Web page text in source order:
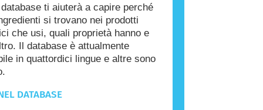
ti aiuterà a capire perché
si trovano nei prodotti
che usi, quali proprietà hanno e
Il database è attualmente
in quattordici lingue e altre sono
DATABASE